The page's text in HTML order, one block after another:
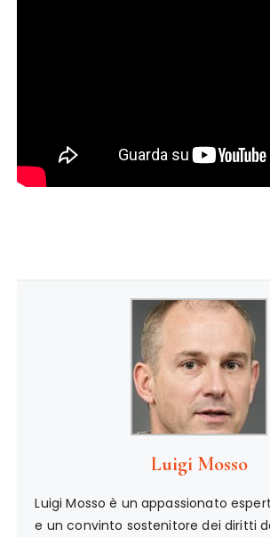
Luigi Mosso
Luigi Mosso è un appassionato
e un convinto sostenitore dei diritti